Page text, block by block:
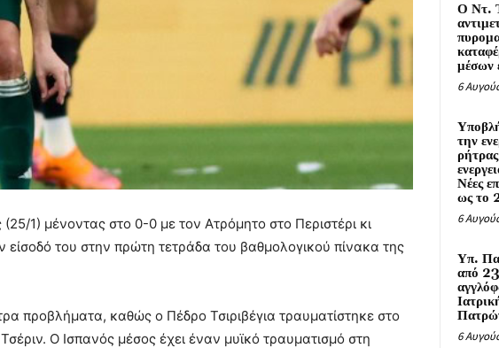
1) μένοντας στο 0-0 με τον Ατρόμητο στο Περιστέρι κι
είσοδό του στην πρώτη τετράδα του βαθμολογικού πίνακα της
προβλήματα, καθώς ο Πέδρο Τσιριβέγια τραυματίστηκε στο
Ο Ισπανός μέσος έχει έναν μυϊκό τραυματισμό στη
Ο Ντ.
μέσων
6
την
Νέες
ως το
6
Υπ.
από 23
6